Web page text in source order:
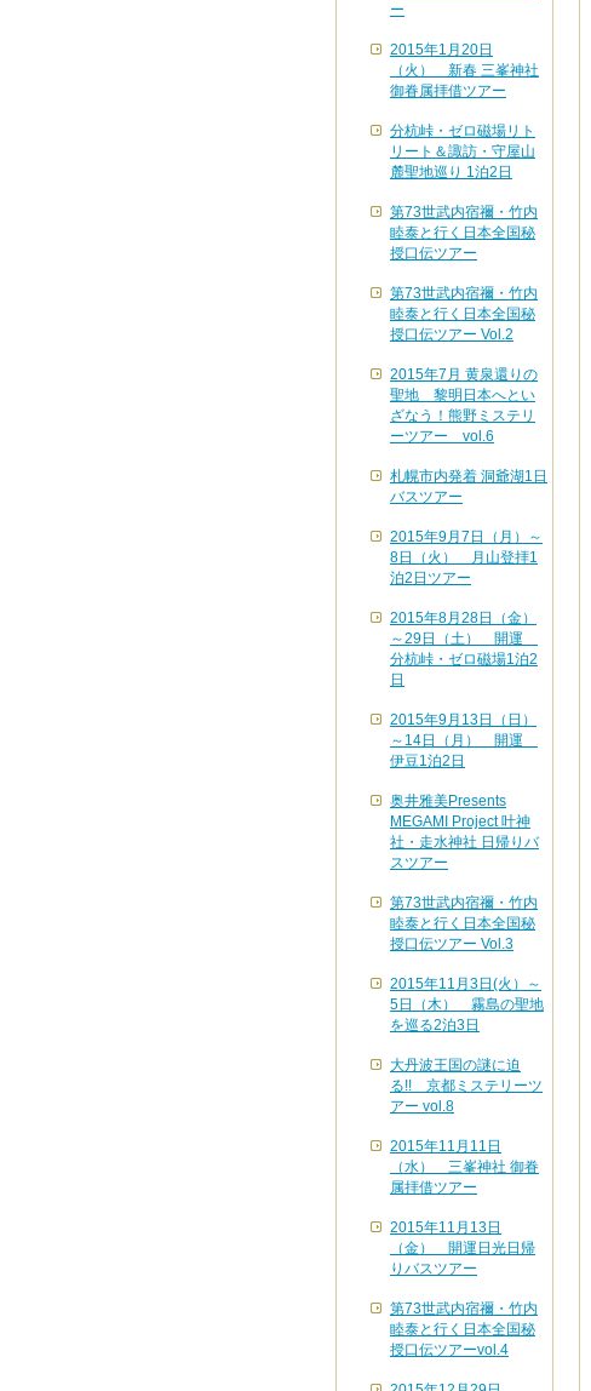
ー
2015年1月20日
（火） 新春 三峯神社
御眷属拝借ツアー
分杭峠・ゼロ磁場リト
リート＆諏訪・守屋山
麓聖地巡り 1泊2日
第73世武内宿禰・竹内
睦泰と行く日本全国秘
授口伝ツアー
第73世武内宿禰・竹内
睦泰と行く日本全国秘
授口伝ツアー Vol.2
2015年7月 黄泉還りの
聖地 黎明日本へとい
ざなう！熊野ミステリ
ーツアー vol.6
札幌市内発着 洞爺湖1日
バスツアー
2015年9月7日（月）～
8日（火） 月山登拝1
泊2日ツアー
2015年8月28日（金）
～29日（土） 開運
分杭峠・ゼロ磁場1泊2
日
2015年9月13日（日）
～14日（月） 開運
伊豆1泊2日
奥井雅美Presents
MEGAMI Project 叶神
社・走水神社 日帰りバ
スツアー
第73世武内宿禰・竹内
睦泰と行く日本全国秘
授口伝ツアー Vol.3
2015年11月3日(火）～
5日（木） 霧島の聖地
を巡る2泊3日
大丹波王国の謎に迫
る!! 京都ミステリーツ
アー vol.8
2015年11月11日
（水） 三峯神社 御眷
属拝借ツアー
2015年11月13日
（金） 開運日光日帰
りバスツアー
第73世武内宿禰・竹内
睦泰と行く日本全国秘
授口伝ツアーvol.4